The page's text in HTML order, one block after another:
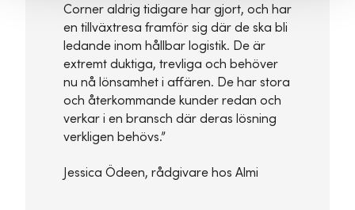
Corner aldrig tidigare har gjort, och har
en tillväxtresa framför sig där de ska bli
ledande inom hållbar logistik. De är
extremt duktiga, trevliga och behöver
nu nå lönsamhet i affären. De har stora
och återkommande kunder redan och
verkar i en bransch där deras lösning
verkligen behövs.”
Jessica Ödeen, rådgivare hos Almi